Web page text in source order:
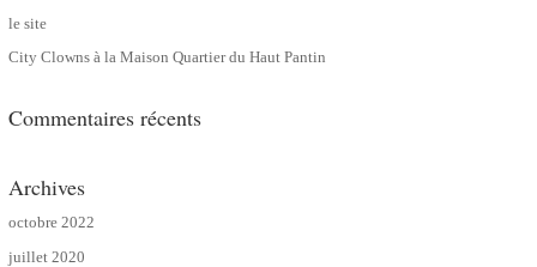
le site
City Clowns à la Maison Quartier du Haut Pantin
Commentaires récents
Archives
octobre 2022
juillet 2020